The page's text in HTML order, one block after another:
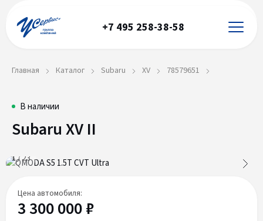
+7 495 258-38-58
Главная Каталог Subaru XV 78579651
Subaru
XV
II
78579651
В наличии
Subaru XV II
1/23
Цена автомобиля:
3 300 000 ₽